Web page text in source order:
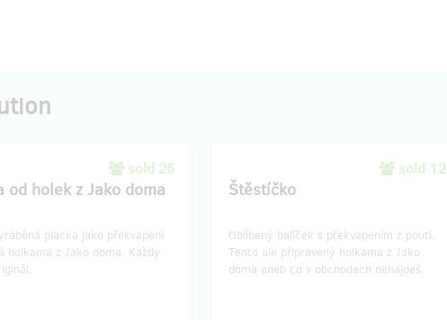
sold 26
od holek z Jako doma
placka jako překvapení
holkama z Jako doma. Každý
sold 12
Štěstíčko
Oblíbený balíček s překvapením z poutí.
Tento ale připravený holkama z Jako
doma aneb co v obchodech nenajdeš.